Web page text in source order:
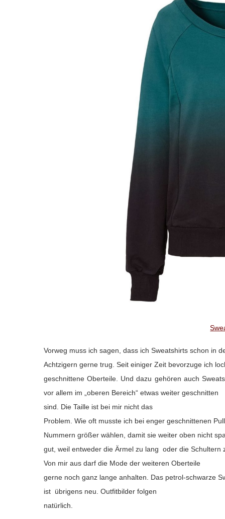
Vorweg muss ich sagen, dass ich Sweatshirts schon in
Achtzigern gerne trug. Seit einiger Zeit bevorzuge ich
geschnittene Oberteile. Und dazu gehören auch
vor allem im „oberen Bereich“ etwas weiter geschnitten
sind. Die Taille ist bei mir nicht das
Problem. Wie oft musste ich bei enger geschnittenen
Nummern größer wählen, damit sie weiter oben nicht
gut, weil entweder die Ärmel zu lang oder die Schultern
Von mir aus darf die Mode der weiteren Oberteile
gerne noch ganz lange anhalten. Das petrol-schwarze
ist übrigens neu. Outfitbilder folgen
natürlich.